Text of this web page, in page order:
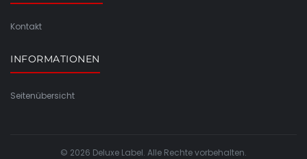
Kontakt
INFORMATIONEN
Seitenübersicht
© 2026 Deluxe Label. Alle Rechte vorbehalten.